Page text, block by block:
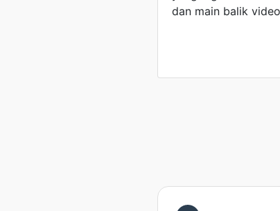
dan main balik